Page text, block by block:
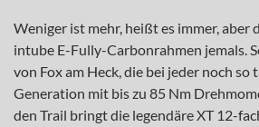
Weniger ist mehr, heißt es immer,
intube E-Fully-Carbonrahmen jemals.
von Fox am Heck, die bei jeder noch
Generation mit bis zu 85 Nm
den Trail bringt die legendäre XT 12-